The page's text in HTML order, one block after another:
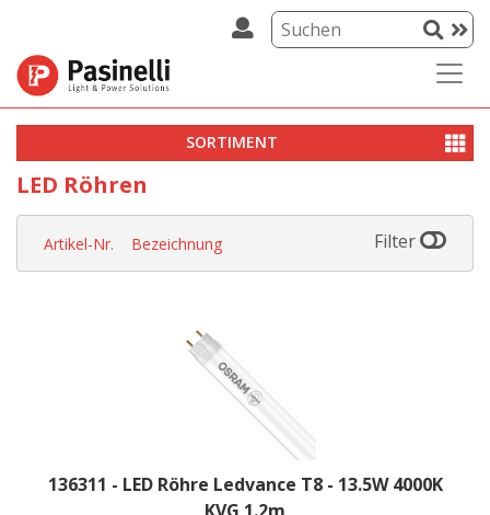
SORTIMENT
LED Röhren
Artikel-Nr. Bezeichnung Filter
136311 - LED Röhre Ledvance T8 - 13.5W 4000K